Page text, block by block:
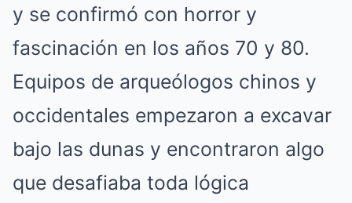
y se confirmó con horror y
fascinación en los años 70 y 80.
Equipos de arqueólogos chinos y
occidentales empezaron a excavar
bajo las dunas y encontraron algo
que desafiaba toda lógica